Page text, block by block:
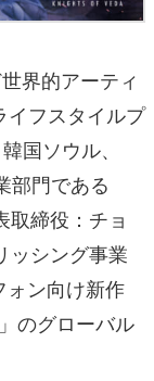
界的アーティ
イフスタイルプ
国ソウル、
部門である
取締役：チョ
ッシング事業
ォン向け新作
のグローバル